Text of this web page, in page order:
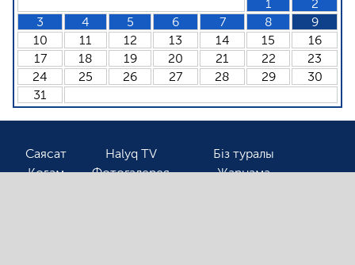
1
2
3
4 5 6 7 8
9
10
11 12 13 14 15
16
17
18 19 20 21 22
23
24
25 26 27 28 29
30
31
Саясат
Қоғам
Halyq TV
Фотогалерея
Біз туралы
Жарнама